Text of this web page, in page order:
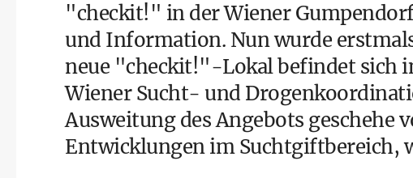
"checkit!" in der Wiener
und Information. Nun wurde
neue "checkit!"-Lokal befindet sich
Wiener Sucht- und
Ausweitung des Angebots geschehe
Entwicklungen im Suchtgiftbereich,